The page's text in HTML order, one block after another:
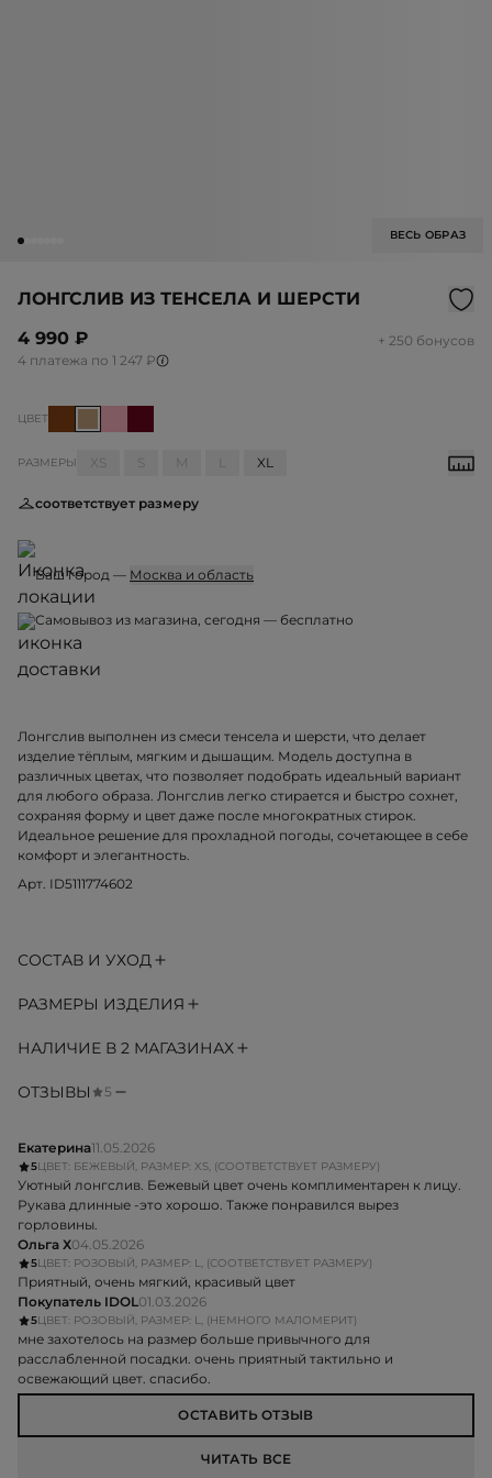
ВЕСЬ ОБРАЗ
ЛОНГСЛИВ ИЗ ТЕНСЕЛА И ШЕРСТИ
4 990 ₽
+ 250 бонусов
4 платежа по 1 247 ₽
ЦВЕТ
РАЗМЕРЫ XS M XL
соответствует размеру
Ваш город — Москва и область
Самовывоз из магазина, сегодня — бесплатно
Лонгслив выполнен из смеси тенсела и шерсти, что делает
изделие тёплым, мягким и дышащим. Модель доступна в
различных цветах, что позволяет подобрать идеальный вариант
для любого образа. Лонгслив легко стирается и быстро сохнет,
сохраняя форму и цвет даже после многократных стирок.
Идеальное решение для прохладной погоды, сочетающее в себе
комфорт и элегантность.
Арт. ID5111774602
СОСТАВ И УХОД
РАЗМЕРЫ ИЗДЕЛИЯ
НАЛИЧИЕ В 2 МАГАЗИНАХ
ОТЗЫВЫ 5
Екатерина11.05.2026
5ЦВЕТ: БЕЖЕВЫЙ, РАЗМЕР: XS, (СООТВЕТСТВУЕТ РАЗМЕРУ)
Уютный лонгслив. Бежевый цвет очень комплиментарен к лицу.
Рукава длинные -это хорошо. Также понравился вырез
горловины.
Ольга Х04.05.2026
5ЦВЕТ: РОЗОВЫЙ, РАЗМЕР: L, (СООТВЕТСТВУЕТ РАЗМЕРУ)
Приятный, очень мягкий, красивый цвет
Покупатель IDOL01.03.2026
5ЦВЕТ: РОЗОВЫЙ, РАЗМЕР: L, (НЕМНОГО МАЛОМЕРИТ)
мне захотелось на размер больше привычного для
расслабленной посадки. очень приятный тактильно и
освежающий цвет. спасибо.
ОСТАВИТЬ ОТЗЫВ
ЧИТАТЬ ВСЕ